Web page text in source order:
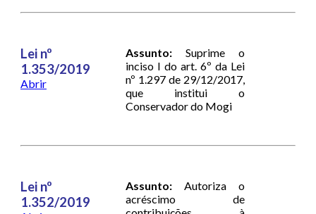
Lei nº
1.353/2019
Abrir
Assunto: Suprime o
inciso I do art. 6º da Lei
nº 1.297 de 29/12/2017,
que institui o
Conservador do Mogi
Lei nº
1.352/2019
Assunto: Autoriza o
acréscimo de